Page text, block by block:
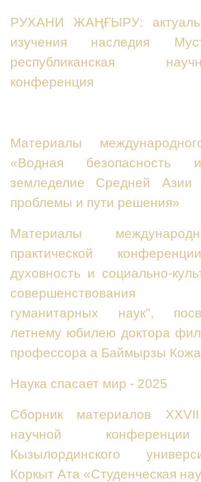
РУХАНИ ЖАҢҒЫРУ:
изучения наследия
республиканская научно-
конференция
Материалы
«Водная безопасность
земледелие Средней Азии
проблемы и пути решения»
Материалы
практической
духовность и социально-
совершенствования
гуманитарных наук",
летнему юбилею доктора
профессора а Баймырзы
Наука спасает мир - 2025
Сборник материалов ХХVІІ
научной
Кызылординского
Коркыт Ата «Студенческая